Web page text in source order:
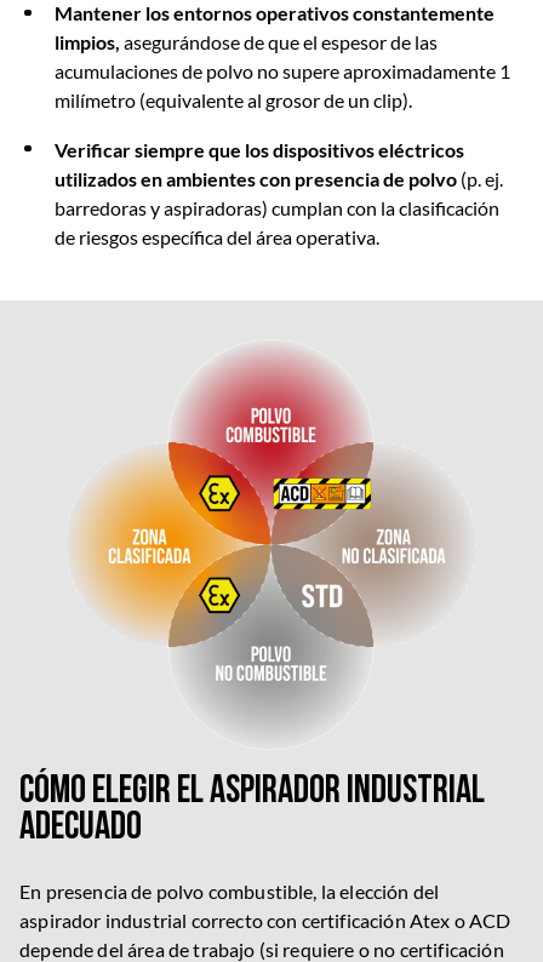
Mantener los entornos operativos constantemente
limpios, asegurándose de que el espesor de las
acumulaciones de polvo no supere aproximadamente 1
milímetro (equivalente al grosor de un clip).
Verificar siempre que los dispositivos eléctricos
utilizados en ambientes con presencia de polvo (p. ej.
barredoras y aspiradoras) cumplan con la clasificación
de riesgos específica del área operativa.
Cómo elegir el aspirador industrial
adecuado
En presencia de polvo combustible, la elección del
aspirador industrial correcto con certificación Atex o ACD
depende del área de trabajo (si requiere o no certificación